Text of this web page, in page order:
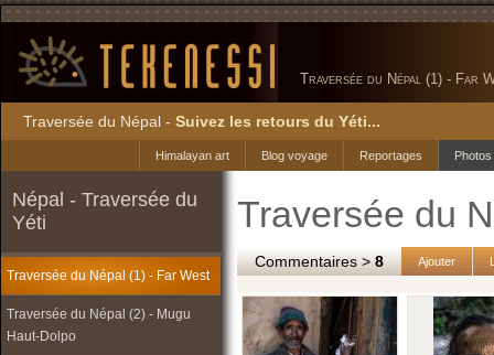
Traversée du Népal (1) - Far
Traversée du Népal - Suivez les retours du Yéti...
Photos
Reportages
Blog voyage
Himalayan art
Népal - Traversée du
Yéti
Traversée du Népal (1) - Far West
Traversée du Népal (2) - Mugu
Haut-Dolpo
Traversée du
Commentaires >8 Ajouter